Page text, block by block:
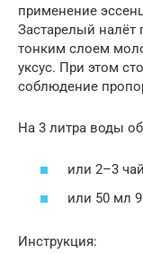
применение
Застарелый налёт
тонким слоем
уксус. При этом
соблюдение
На 3 литра воды
или 2–3
или 50 мл
Инструкция: